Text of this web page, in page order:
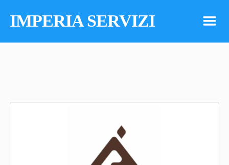
IMPERIA SERVIZI m